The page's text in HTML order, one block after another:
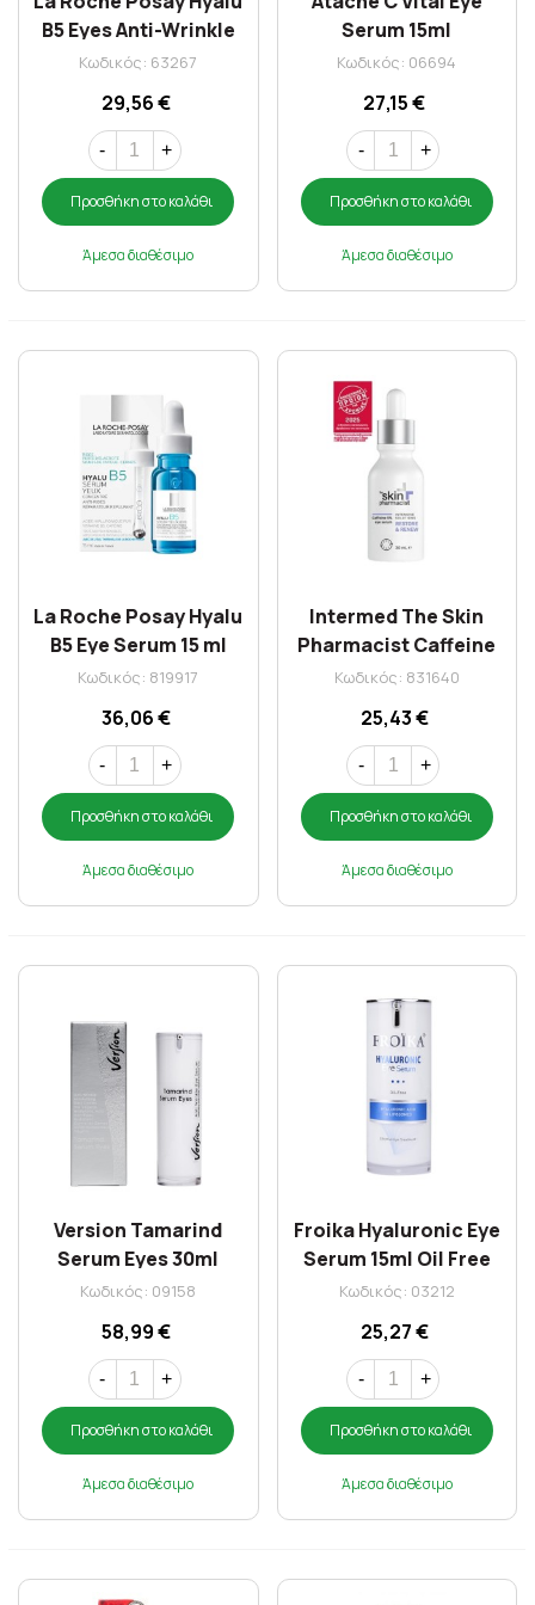
B5 Eyes Anti-Wrinkle
Care 15 ml
Κωδικός: 63267
29,56 €
- +
Προσθήκη στο καλάθι
Άμεσα διαθέσιμο
Serum 15ml
Κωδικός: 06694
27,15 €
- +
Προσθήκη στο καλάθι
Άμεσα διαθέσιμο
La Roche Posay Hyalu
B5 Eye Serum 15 ml
Κωδικός: 819917
36,06 €
- +
Προσθήκη στο καλάθι
Άμεσα διαθέσιμο
Intermed The Skin
Pharmacist Caffeine
Eye Serum 30ml
Κωδικός: 831640
25,43 €
- +
Προσθήκη στο καλάθι
Άμεσα διαθέσιμο
Version Tamarind
Serum Eyes 30ml
Κωδικός: 09158
58,99 €
- +
Προσθήκη στο καλάθι
Άμεσα διαθέσιμο
Froika Hyaluronic Eye
Serum 15ml Oil Free
Κωδικός: 03212
25,27 €
- +
Προσθήκη στο καλάθι
Άμεσα διαθέσιμο